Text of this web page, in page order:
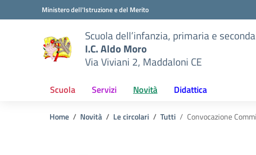
Vai ai contenuti
Vai al menu di navigazioneMinistero dell'Istruzione e del Merito
Scuola dell’infanzia, primaria e
I.C. Aldo Moro
Via Viviani 2, Maddaloni CE
Scuola Servizi Novità Didattica
Home Novità Le circolari Tutti Convocazione